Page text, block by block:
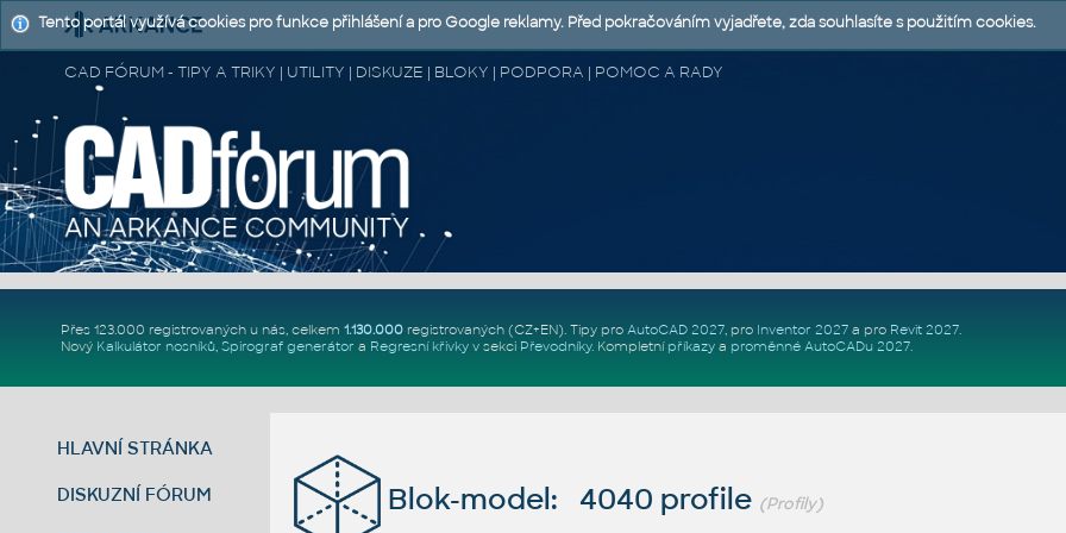
CAD FÓRUM - TIPY A TRIKY | UTILITY | DISKUZE | BLOKY | PODPORA | POMOC A RADY
Přes 123.000 registrovaných u nás, celkem 1.130.000registrovaných (CZ+EN). Tipy pro AutoCAD 2027, pro Inventor 2027a pro Revit 2027.
Nový Kalkulátor nosníků, Spirograf generátor a Regresní křivkyv sekci Převodníky. Kompletní příkazya proměnné AutoCADu 2027.
HLAVNÍ STRÁNKA
DISKUZNÍ FÓRUM Blok-model: 4040 profile (Profily)
Tento portál využívá cookies pro funkce přihlášení a pro Google reklamy. Před pokračováním vyjadřete, zda souhlasíte s použitím cookies.